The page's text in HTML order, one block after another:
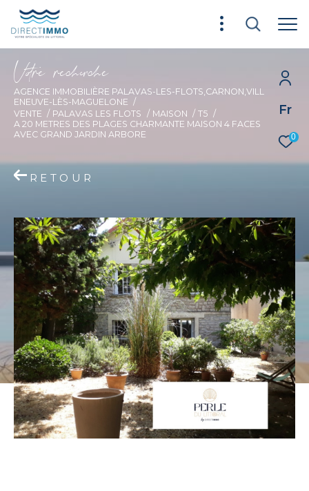
Fr
0
Vore recece
AGENCE IMMOBILIÈRE PALAVAS-LES-FLOTS,CARNON,VILL
ENEUVE-LÈS-MAGUELONE
VENTE
PALAVAS LES FLOTS MAISON
T5
A 20 METRES DES PLAGES CHARMANTE MAISON 4 FACES
AVEC GRAND JARDIN ARBORE
RETOUR